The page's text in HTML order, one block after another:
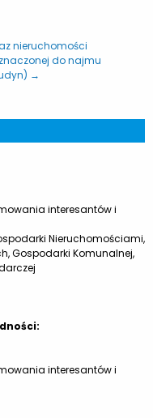
nieruchomości
do najmu
→
interesantów i
Nieruchomościami,
Gospodarki Komunalnej,
interesantów i